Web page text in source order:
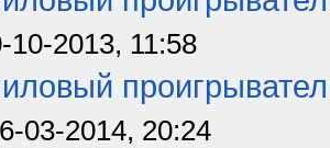
10-2013, 11:58
03-2014, 20:24